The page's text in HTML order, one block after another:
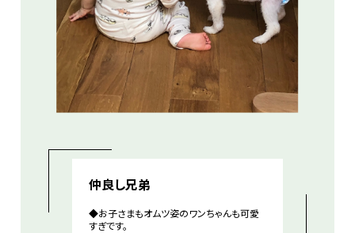
仲良し兄弟
◆お子さまもオムツ姿のワンちゃんも可愛
すぎです。